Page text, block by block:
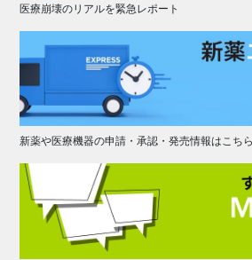
医療崩壊のリアルを緊急レポート
新薬や医療機器の申請・承認・発売情報はこちら